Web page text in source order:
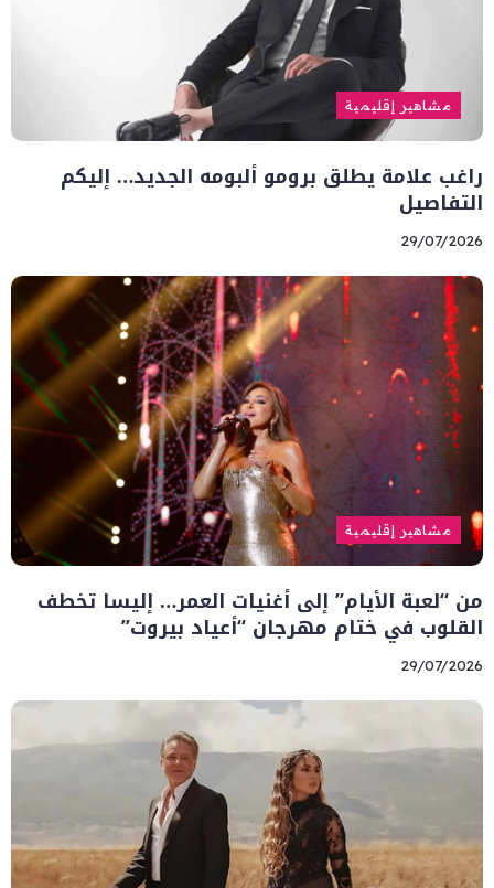
مشاهير إقليمية
راغب علامة يطلق برومو ألبومه الجديد… إليكم
التفاصيل
29/07/2026
مشاهير إقليمية
من “لعبة الأيام” إلى أغنيات العمر… إليسا تخطف
القلوب في ختام مهرجان “أعياد بيروت”
29/07/2026